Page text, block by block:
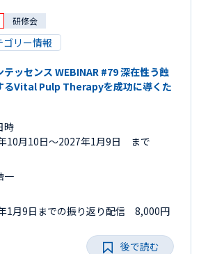
研修会
ゴリー情報
テッセンス WEBINAR #79 深在性う蝕
るVital Pulp Therapyを成功に導くた
時
10月10日〜2027年1月9日 まで
一
1月9日までの振り返り配信 8,000円
後で読む